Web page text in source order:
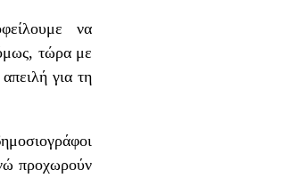
να
τώρα με
για τη
προχωρούν